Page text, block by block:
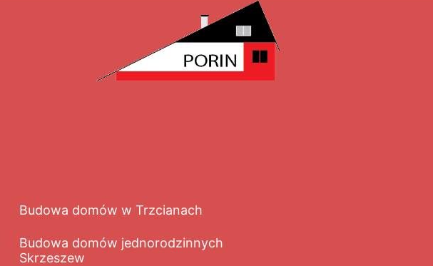
Budowa domów w Trzcianach
Budowa domów jednorodzinnych
Skrzeszew